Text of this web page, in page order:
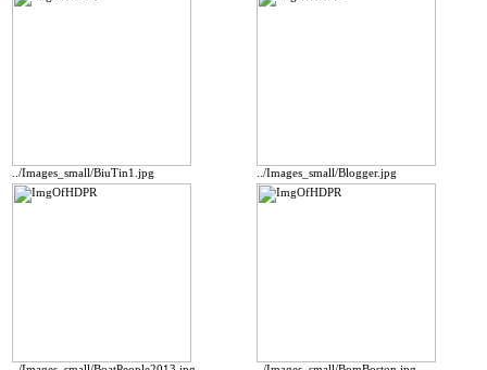
../Images_small/BiuTin1.jpg ../Images_small/Blogger.jpg